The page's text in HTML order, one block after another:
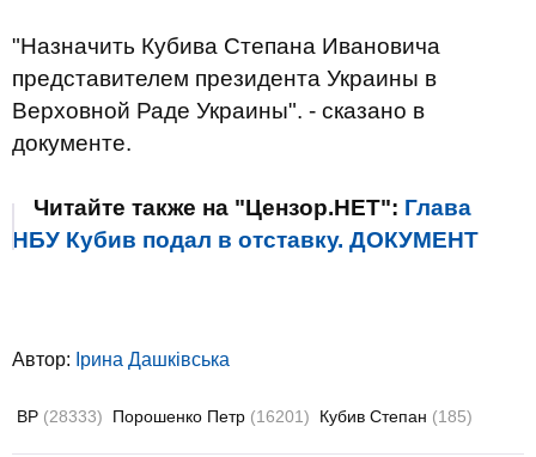
"Назначить Кубива Степана Ивановича
представителем президента Украины в
Верховной Раде Украины". - сказано в
документе.
Читайте также на "Цензор.НЕТ": Глава
НБУ Кубив подал в отставку. ДОКУМЕНТ
Автор: Ірина Дашківська
ВР (28333) Порошенко Петр (16201) Кубив Степан (185)